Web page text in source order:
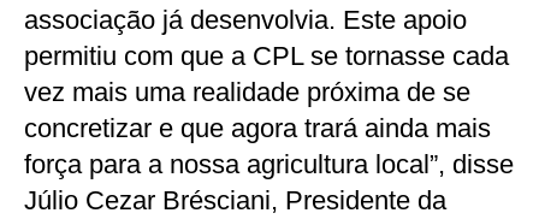
associação já desenvolvia. Este apoio
permitiu com que a CPL se tornasse cada
vez mais uma realidade próxima de se
concretizar e que agora trará ainda mais
força para a nossa agricultura local”, disse
Júlio Cezar Brésciani, Presidente da